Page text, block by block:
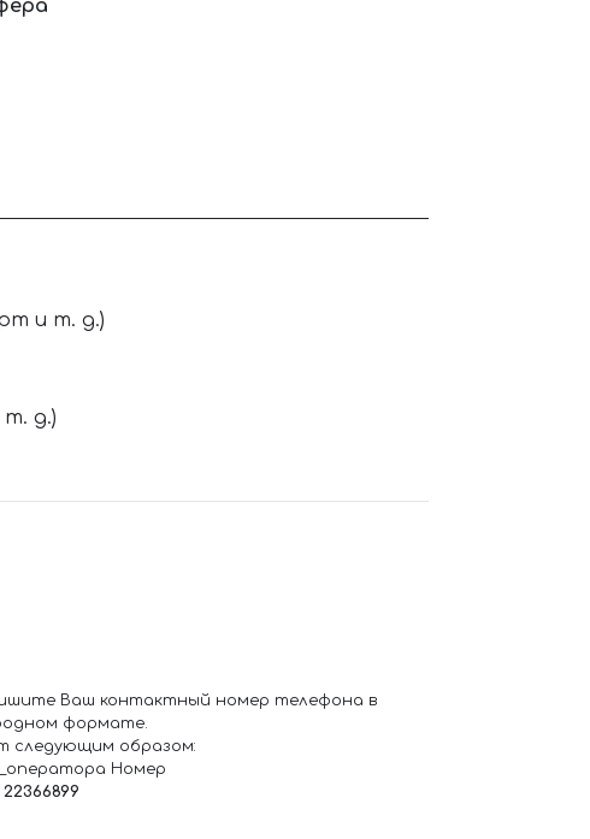
и т. д.)
д.)
Ваш контактный номер телефона в
формате.
следующим образом:
Номер
22366899